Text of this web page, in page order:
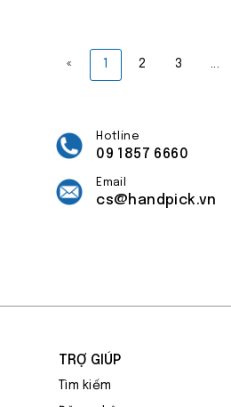
« 2 3 ...
Hotline
09 1857 6660
Email
cs@handpick.vn
TRỢ GIÚP
Tìm kiếm